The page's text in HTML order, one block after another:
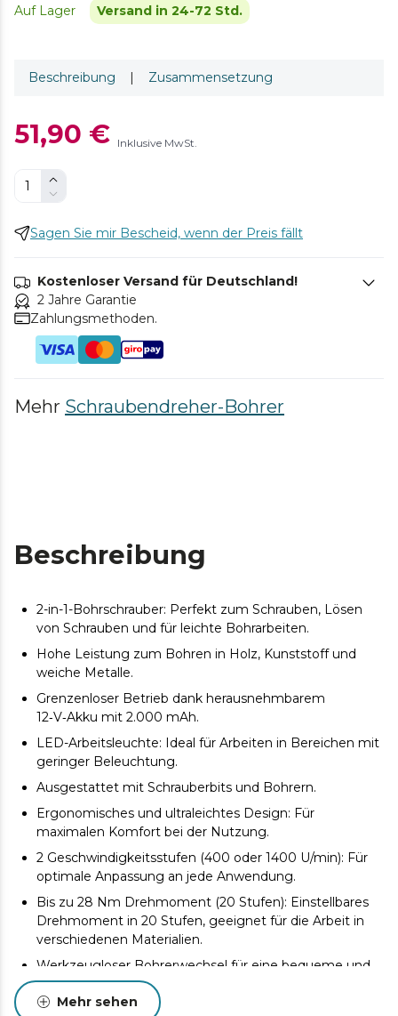
Auf Lager Versand in 24-72 Std.
Beschreibung | Zusammensetzung
51,90 € Inklusive MwSt.
Sagen Sie mir Bescheid, wenn der Preis fällt
Kostenloser Versand für Deutschland!
2 Jahre Garantie
Zahlungsmethoden.
Mehr Schraubendreher-Bohrer
Beschreibung
2-in-1-Bohrschrauber: Perfekt zum Schrauben, Lösen
von Schrauben und für leichte Bohrarbeiten.
Hohe Leistung zum Bohren in Holz, Kunststoff und
weiche Metalle.
Grenzenloser Betrieb dank herausnehmbarem
12‑V‑Akku mit 2.000 mAh.
LED-Arbeitsleuchte: Ideal für Arbeiten in Bereichen mit
geringer Beleuchtung.
Ausgestattet mit Schrauberbits und Bohrern.
Ergonomisches und ultraleichtes Design: Für
maximalen Komfort bei der Nutzung.
2 Geschwindigkeitsstufen (400 oder 1400 U/min): Für
optimale Anpassung an jede Anwendung.
Bis zu 28 Nm Drehmoment (20 Stufen): Einstellbares
Drehmoment in 20 Stufen, geeignet für die Arbeit in
verschiedenen Materialien.
Werkzeugloser Bohrerwechsel für eine bequeme und
schnelle Anpassung.
Anzeige des Akkuladezustands.
Mehr sehen